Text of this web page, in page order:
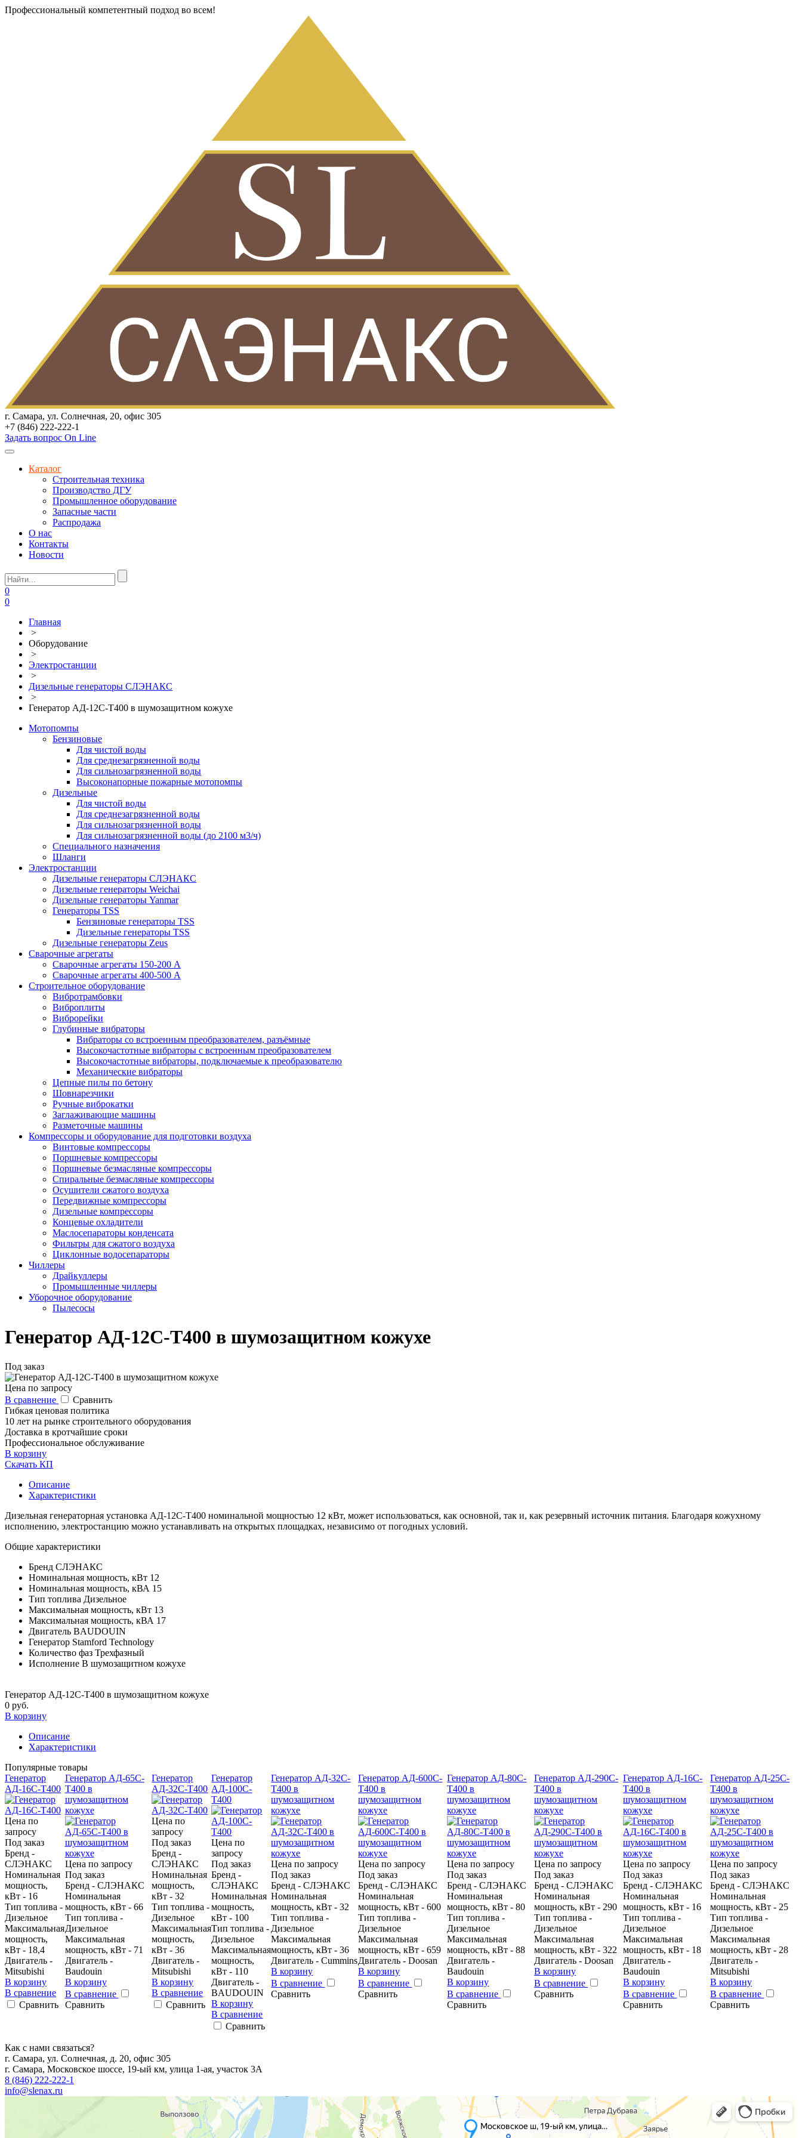
Профессиональный компетентный подход во всем!
г. Самара, ул. Солнечная, 20, офис 305
+7 (846) 222-222-1
Задать вопрос On Line
Каталог
Строительная техника
Производство ДГУ
Промышленное оборудование
Запасные части
Распродажа
О нас
Контакты
Новости
0
0
Главная
>
Оборудование
>
Электростанции
>
Дизельные генераторы СЛЭНАКС
>
Генератор АД-12С-Т400 в шумозащитном кожухе
Мотопомпы
Бензиновые
Для чистой воды
Для среднезагрязненной воды
Для сильнозагрязненной воды
Высоконапорные пожарные мотопомпы
Дизельные
Для чистой воды
Для среднезагрязненной воды
Для сильнозагрязненной воды
Для сильнозагрязненной воды (до 2100 м3/ч)
Специального назначения
Шланги
Электростанции
Дизельные генераторы СЛЭНАКС
Дизельные генераторы Weichai
Дизельные генераторы Yanmar
Генераторы TSS
Бензиновые генераторы TSS
Дизельные генераторы TSS
Дизельные генераторы Zeus
Сварочные агрегаты
Сварочные агрегаты 150-200 А
Сварочные агрегаты 400-500 А
Строительное оборудование
Вибротрамбовки
Виброплиты
Виброрейки
Глубинные вибраторы
Вибраторы со встроенным преобразователем, разъёмные
Высокочастотные вибраторы с встроенным преобразователем
Высокочастотные вибраторы, подключаемые к преобразователю
Механические вибраторы
Цепные пилы по бетону
Шовнарезчики
Ручные виброкатки
Заглаживающие машины
Разметочные машины
Компрессоры и оборудование для подготовки воздуха
Винтовые компрессоры
Поршневые компрессоры
Поршневые безмасляные компрессоры
Спиральные безмасляные компрессоры
Осушители сжатого воздуха
Передвижные компрессоры
Дизельные компрессоры
Концевые охладители
Маслосепараторы конденсата
Фильтры для сжатого воздуха
Циклонные водосепараторы
Чиллеры
Драйкуллеры
Промышленные чиллеры
Уборочное оборудование
Пылесосы
Генератор АД-12С-Т400 в шумозащитном кожухе
Под заказ
Цена по запросу
В сравнение
Сравнить
Гибкая ценовая политика
10 лет на рынке строительного оборудования
Доставка в кротчайшие сроки
Профессиональное обслуживание
В корзину
Скачать КП
Описание
Характеристики
Дизельная генераторная установка АД-12С-Т400 номинальной мощностью 12 кВт, может использоваться, как основной, так и, как резервный источник питания. Благодаря кожухному
исполнению, электростанцию можно устанавливать на открытых площадках, независимо от погодных условий.
Общие характеристики
Бренд CЛЭНАКС
Номинальная мощность, кВт 12
Номинальная мощность, кВА 15
Тип топлива Дизельное
Максимальная мощность, кВт 13
Максимальная мощность, кВА 17
Двигатель BAUDOUIN
Генератор Stamford Technology
Количество фаз Трехфазный
Исполнение В шумозащитном кожухе
Генератор АД-12С-Т400 в шумозащитном кожухе
0 руб.
В корзину
Описание
Характеристики
Популярные товары
Генератор
АД-16С-Т400
Цена по
запросу
Под заказ
Бренд -
CЛЭНАКС
Номинальная
мощность,
кВт - 16
Тип топлива -
Дизельное
Максимальная
мощность,
кВт - 18,4
Двигатель -
Mitsubishi
В корзину
В сравнение
Сравнить
Генератор АД-65С-
Т400 в
шумозащитном
кожухе
Цена по запросу
Под заказ
Бренд - CЛЭНАКС
Номинальная
мощность, кВт - 66
Тип топлива -
Дизельное
Максимальная
мощность, кВт - 71
Двигатель -
Baudouin
В корзину
В сравнение
Сравнить
Генератор
АД-32С-Т400
Цена по
запросу
Под заказ
Бренд -
CЛЭНАКС
Номинальная
мощность,
кВт - 32
Тип топлива -
Дизельное
Максимальная
мощность,
кВт - 36
Двигатель -
Mitsubishi
В корзину
В сравнение
Сравнить
Генератор
АД-100С-
Т400
Цена по
запросу
Под заказ
Бренд -
CЛЭНАКС
Номинальная
мощность,
кВт - 100
Тип топлива -
Дизельное
Максимальная
мощность,
кВт - 110
Двигатель -
BAUDOUIN
В корзину
В сравнение
Сравнить
Генератор АД-32С-
Т400 в
шумозащитном
кожухе
Цена по запросу
Под заказ
Бренд - CЛЭНАКС
Номинальная
мощность, кВт - 32
Тип топлива -
Дизельное
Максимальная
мощность, кВт - 36
Двигатель - Cummins
В корзину
В сравнение
Сравнить
Генератор АД-600С-
Т400 в
шумозащитном
кожухе
Цена по запросу
Под заказ
Бренд - CЛЭНАКС
Номинальная
мощность, кВт - 600
Тип топлива -
Дизельное
Максимальная
мощность, кВт - 659
Двигатель - Doosan
В корзину
В сравнение
Сравнить
Генератор АД-80С-
Т400 в
шумозащитном
кожухе
Цена по запросу
Под заказ
Бренд - CЛЭНАКС
Номинальная
мощность, кВт - 80
Тип топлива -
Дизельное
Максимальная
мощность, кВт - 88
Двигатель -
Baudouin
В корзину
В сравнение
Сравнить
Генератор АД-290С-
Т400 в
шумозащитном
кожухе
Цена по запросу
Под заказ
Бренд - CЛЭНАКС
Номинальная
мощность, кВт - 290
Тип топлива -
Дизельное
Максимальная
мощность, кВт - 322
Двигатель - Doosan
В корзину
В сравнение
Сравнить
Генератор АД-16С-
Т400 в
шумозащитном
кожухе
Цена по запросу
Под заказ
Бренд - CЛЭНАКС
Номинальная
мощность, кВт - 16
Тип топлива -
Дизельное
Максимальная
мощность, кВт - 18
Двигатель -
Baudouin
В корзину
В сравнение
Сравнить
Генератор АД-25С-
Т400 в
шумозащитном
кожухе
Цена по запросу
Под заказ
Бренд - CЛЭНАКС
Номинальная
мощность, кВт - 25
Тип топлива -
Дизельное
Максимальная
мощность, кВт - 28
Двигатель -
Mitsubishi
В корзину
В сравнение
Сравнить
Как с нами связаться?
г. Самара, ул. Солнечная, д. 20, офис 305
г. Самара, Московское шоссе, 19-ый км, улица 1-ая, участок 3А
8 (846) 222-222-1
info@slenax.ru